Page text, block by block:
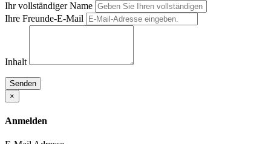
Ihr vollständiger Name
Ihre Freunde-E-Mail
Inhalt
Senden
×
Anmelden